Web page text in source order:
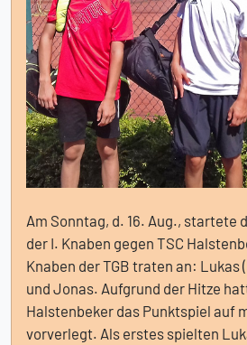
Am Sonntag, d. 16. Aug., startete
der I. Knaben gegen TSC
Knaben der TGB traten an: Lukas
und Jonas. Aufgrund der Hitze
Halstenbeker das Punktspiel auf
vorverlegt. Als erstes spielten